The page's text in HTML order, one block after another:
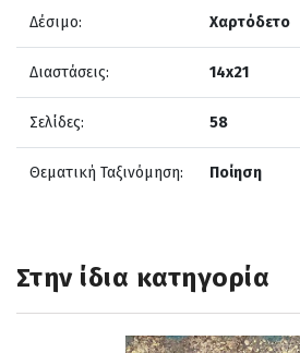
Δέσιμο: Χαρτόδετο
Διαστάσεις: 14x21
Σελίδες: 58
Θεματική Ταξινόμηση: Ποίηση
Στην ίδια κατηγορία